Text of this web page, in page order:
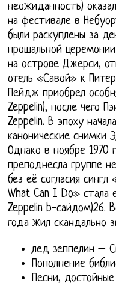
неожиданность)
на фестивале в
были раскуплены за
прощальной
на острове Джерси,
отель «Савой» к
Пейдж приобрел
Zeppelin), после чего
Zeppelin. В эпоху
канонические снимки
Однако в ноябре 1970
преподнесла группе
без её согласия
What Can I Do» стала
Zeppelin b-сайдом)26.
года жил скандально
лед зеппелин –
Пополнение
Песни,